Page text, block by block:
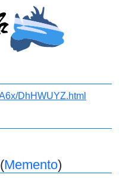
DhHWUYZ.html
Memento)